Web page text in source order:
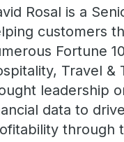
Rosal is a
customers
Fortune
Travel
leadership
data to
through